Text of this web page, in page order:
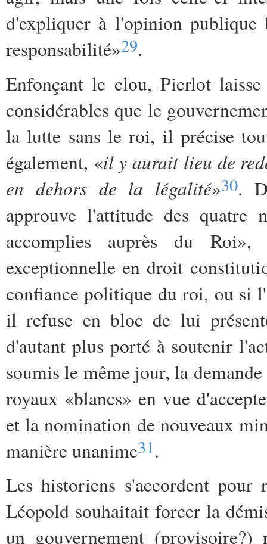
d'expliquer à l'opinion publique
responsabilité»29.
Enfonçant le clou, Pierlot
considérables que le
la lutte sans le roi, il précise
également, «il y aurait lieu de
en dehors de la légalité»30.
approuve l'attitude des quatre
accomplies auprès du
exceptionnelle en droit
confiance politique du roi, ou si
il refuse en bloc de lui
d'autant plus porté à soutenir
soumis le même jour, la
royaux «blancs» en vue
et la nomination de nouveaux
manière unanime31.
Les historiens s'accordent pour
Léopold souhaitait forcer la
un gouvernement (provisoire?)